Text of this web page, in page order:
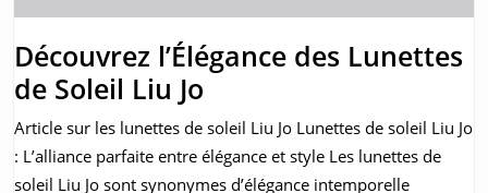
Découvrez l’Élégance des Lunettes
de Soleil Liu Jo
l’Élégance
des
Lunettes
Article sur les lunettes de soleil Liu Jo Lunettes de soleil Liu Jo
: L’alliance parfaite entre élégance et style Les lunettes de
soleil Liu Jo sont synonymes d’élégance intemporelle